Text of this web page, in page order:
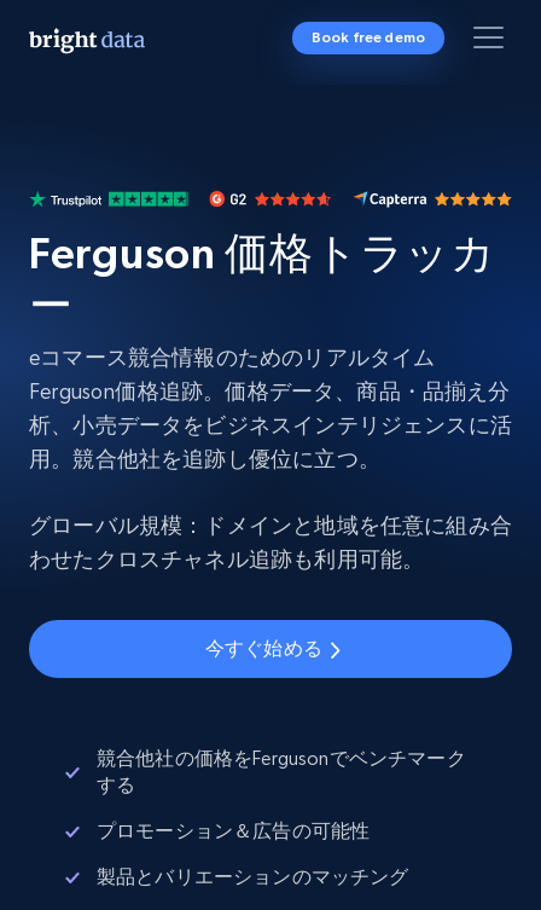
Book free demo
Ferguson 価格トラッカ
ー
eコマース競合情報のためのリアルタイム
Ferguson価格追跡。価格データ、商品・品揃え分
析、小売データをビジネスインテリジェンスに活
用。競合他社を追跡し優位に立つ。
グローバル規模：ドメインと地域を任意に組み合
わせたクロスチャネル追跡も利用可能。
今すぐ始める
競合他社の価格をFergusonでベンチマーク
する
プロモーション＆広告の可能性
製品とバリエーションのマッチング